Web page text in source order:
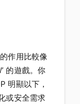
作用比較像
的遊戲。你
明顯以下，
或安全需求